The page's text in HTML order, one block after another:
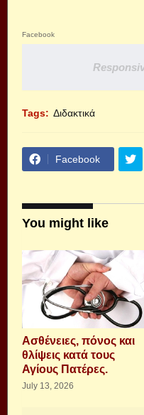
Facebook
Tags: Διδακτικά
Facebook
You might like
Aσθένειες, πόνος και
θλίψεις κατά τους
Αγίους Πατέρες.
July 13, 2026